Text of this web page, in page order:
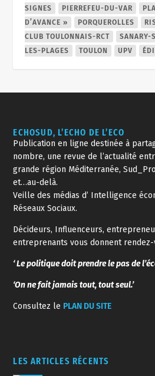
SIGNES
PIERREFEU-DU-VAR
D’AVANCE »
PORQUEROLLES
CLUB TOULONNAIS-RCT
SANARY-
LES-PLAGES
TOULON UPV
ECHOSUD, L’ECHO DE L’ECO
Publication en ligne destinée à
nombre, une revue de l’actualité
grande région Méditerranée,
et…au-delà.
Veille des médias d’ Intelligence
Réseaux Sociaux.
Décideurs, Influenceurs,
entreprenants vous donnent
‘ Le politique doit prendre le pas de
‘On ne fait jamais tout, tout seul.’
Consultez le PLAN DU SITE
LES ARTICLES RÉCENTS